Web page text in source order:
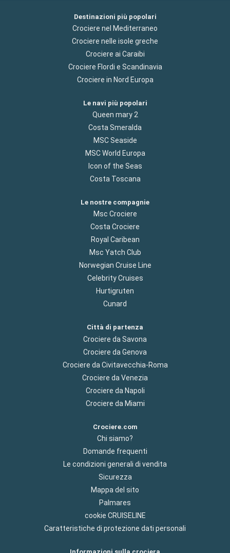
Destinazioni più popolari
Crociere nel Mediterraneo
Crociere nelle isole greche
Crociere ai Caraibi
Crociere Flordi e Scandinavia
Crociere in Nord Europa
Le navi più popolari
Queen mary 2
Costa Smeralda
MSC Seaside
MSC World Europa
Icon of the Seas
Costa Toscana
Le nostre compagnie
Msc Crociere
Costa Crociere
Royal Caribean
Msc Yatch Club
Norwegian Cruise Line
Celebrity Cruises
Hurtigruten
Cunard
Città di partenza
Crociere da Savona
Crociere da Genova
Crociere da Civitavecchia-Roma
Crociere da Venezia
Crociere da Napoli
Crociere da Miami
Crociere.com
Chi siamo?
Domande frequenti
Le condizioni generali di vendita
Sicurezza
Mappa del sito
Palmares
cookie CRUISELINE
Caratteristiche di protezione dati personali